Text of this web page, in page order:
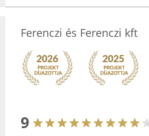
Ferenczi és Ferenczi kft
9